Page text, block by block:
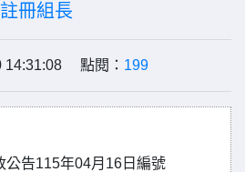
註冊組長
14:31:08 點閱： 199
公告115年04月16日編號